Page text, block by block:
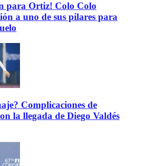
para Ortiz! Colo Colo
a uno de sus pilares para
Complicaciones de
la llegada de Diego Valdés